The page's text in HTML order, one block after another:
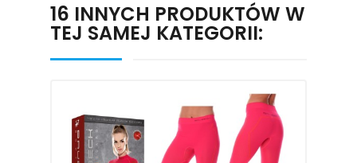
16 INNYCH PRODUKTÓW W
TEJ SAMEJ KATEGORII: